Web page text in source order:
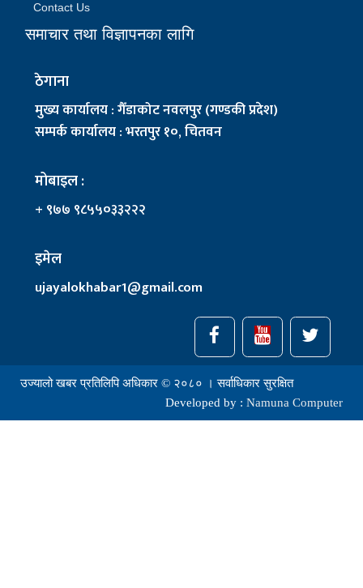
Contact Us
समाचार तथा विज्ञापनका लागि
ठेगाना
मुख्य कार्यालय : गैँडाकोट नवलपुर (गण्डकी प्रदेश)
सम्पर्क कार्यालय : भरतपुर १०, चितवन
मोबाइल :
+ ९७७ ९८५५०३३२२२
इमेल
ujayalokhabar1@gmail.com
उज्यालो खबर प्रतिलिपि अधिकार © २०८० । सर्वाधिकार सुरक्षित
Developed by : Namuna Computer